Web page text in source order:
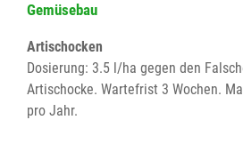
Gemüsebau
Artischocken
Dosierung: 3.5 l/ha gegen den
Artischocke. Wartefrist 3 Wochen.
pro Jahr.